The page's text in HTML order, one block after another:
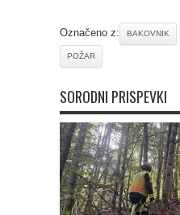
Označeno z: BAKOVNIK
POŽAR
SORODNI PRISPEVKI